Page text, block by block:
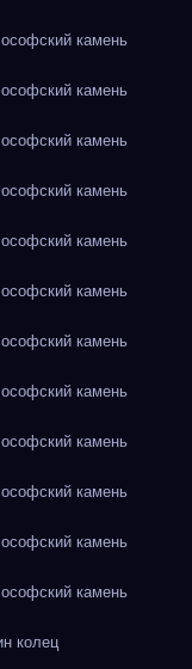
камень
камень
камень
камень
камень
камень
камень
камень
камень
камень
камень
камень
колец